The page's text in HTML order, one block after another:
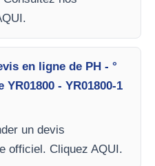
en ligne de PH - °
YR01800 - YR01800-1
un devis
officiel. Cliquez AQUI.